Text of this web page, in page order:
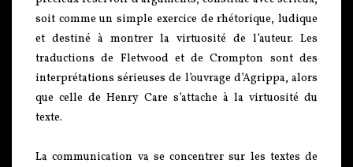
soit comme un simple exercice de rhétorique, ludique
et destiné à montrer la virtuosité de l’auteur. Les
traductions de Fletwood et de Crompton sont des
interprétations sérieuses de l’ouvrage d’Agrippa, alors
que celle de Henry Care s’attache à la virtuosité du
texte.
La communication va se concentrer sur les textes de